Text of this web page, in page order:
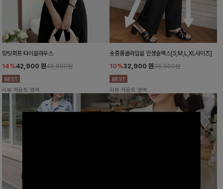
밍팃퍼프 타이블라우스
14%42,900 원49,800원
리뷰 카운트 영역
숏중롱골라입을 인생슬랙스[S,M,L,XL사이즈]
10%32,900 원36,500원
리뷰 카운트 영역